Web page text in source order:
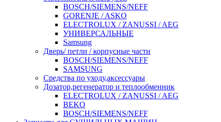
BOSCH/SIEMENS/NEFF
GORENJE / ASKO
ELECTROLUX / ZANUSSI / AEG
УНИВЕРСАЛЬНЫЕ
Samsung
Дверь/ петли / корпусные части
BOSCH/SIEMENS/NEFF
SAMSUNG
Средства по уходу,аксессуары
Дозатор,регенератор и теплообменник
ELECTROLUX / ZANUSSI / AEG
BEKO
BOSCH/SIEMENS/NEFF